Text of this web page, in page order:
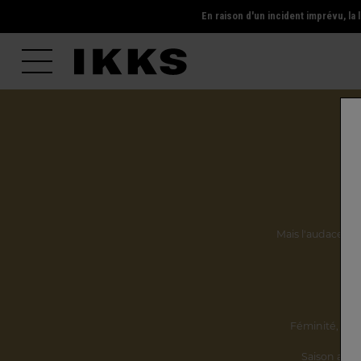
En raison d'un incident imprévu,
Mais l'audace, la
Féminité,
Saison